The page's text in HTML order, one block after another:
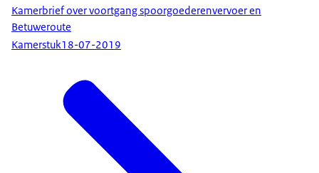
Kamerbrief over voortgang spoorgoederenvervoer en
Betuweroute
Kamerstuk18-07-2019